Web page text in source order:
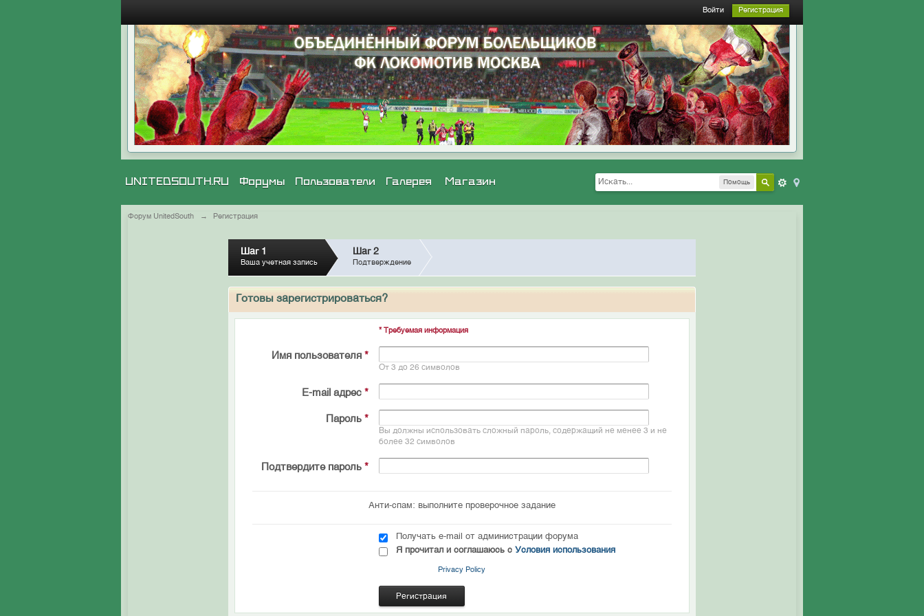
Войти Регистрация
Помощь
UNITEDSOUTH.RU Галерея Магазин
Форумы Пользователи
Форум UnitedSouth → Регистрация
Шаг 1
Ваша учетная запись
Шаг 2
Подтверждение
Готовы зарегистрироваться?
* Требуемая информация
Имя пользователя *
От 3 до 26 символов
E-mail адрес *
Пароль *
Вы должны использовать сложный пароль, содержащий не менее 3 и не
более 32 символов
Подтвердите пароль *
Анти-спам: выполните проверочное задание
Получать e-mail от администрации форума
Я прочитал и соглашаюсь с Условия использования
Privacy Policy